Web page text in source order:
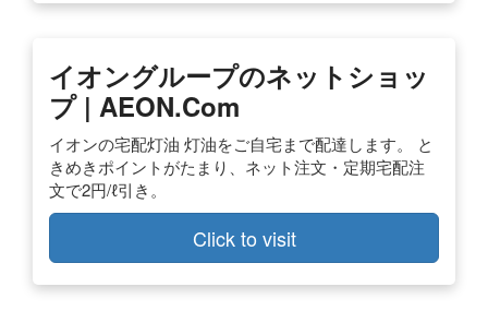
イオングループのネットショッ
プ | AEON.com
イオンの宅配灯油 灯油をご自宅まで配達します。 と
きめきポイントがたまり、ネット注文・定期宅配注
文で2円/ℓ引き。
Click to visit